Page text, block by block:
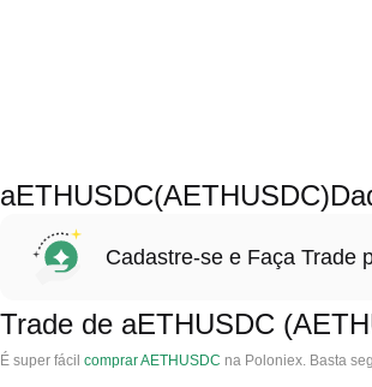
Cadastre-se e Faça Trade
Trade de aETHUSDC
É super fácil comprar AETHUSDC na Poloniex. Basta